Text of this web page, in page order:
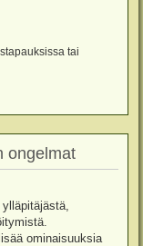
tai
ongelmat
ominaisuuksia